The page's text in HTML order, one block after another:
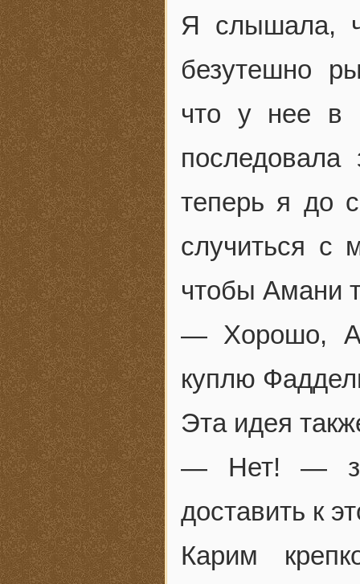
Я слышала,
безутешно
что у нее в
теперь я до
случиться с
чтобы Амани
— Хорошо,
куплю
Эта идея
— Нет! —
доставить к
Карим